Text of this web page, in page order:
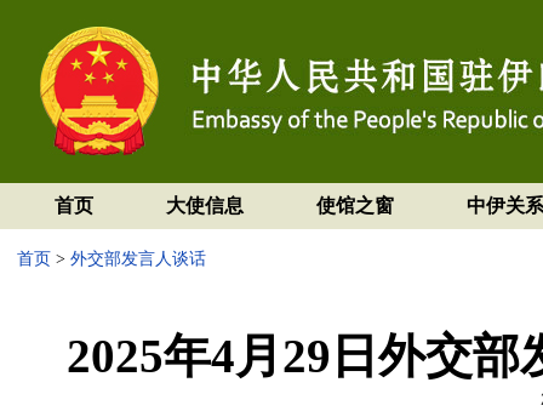
首页 大使信息 使馆之窗 中伊关系
首页 > 外交部发言人谈话
2025年4月29日外交